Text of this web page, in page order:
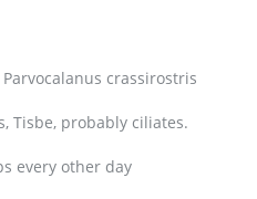
crassirostris
Tisbe, probably ciliates.
every other day